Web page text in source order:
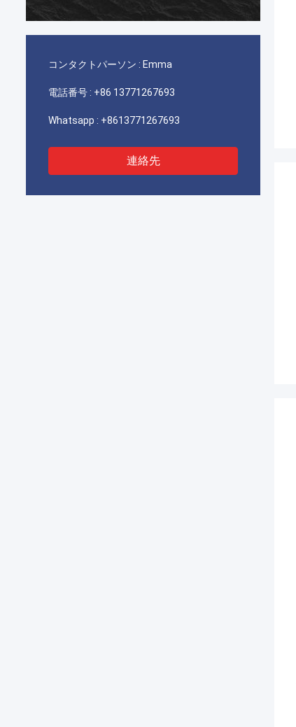
コンタクトパーソン : Emma
電話番号 : +86 13771267693
Whatsapp : +8613771267693
連絡先